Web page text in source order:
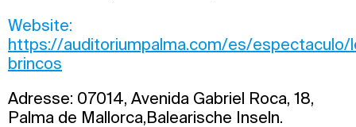
Website:
https://auditoriumpalma.com/es/espectaculo/
brincos
Adresse: 07014, Avenida Gabriel Roca, 18,
Palma de Mallorca,Balearische Inseln.